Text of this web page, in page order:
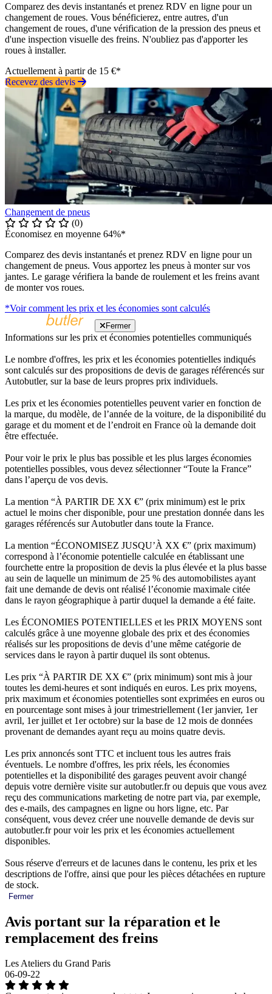
Comparez des devis instantanés et prenez RDV en ligne pour un
changement de roues. Vous bénéficierez, entre autres, d'un
changement de roues, d'une vérification de la pression des pneus et
d'une inspection visuelle des freins. N'oubliez pas d'apporter les
roues à installer.
Actuellement à partir de 15 €*
Recevez des devis
Changement de pneus
(0)
Économisez en moyenne 64%*
Comparez des devis instantanés et prenez RDV en ligne pour un
changement de pneus. Vous apportez les pneus à monter sur vos
jantes. Le garage vérifiera la bande de roulement et les freins avant
de monter vos roues.
*Voir comment les prix et les économies sont calculés
Fermer
Informations sur les prix et économies potentielles communiqués
Le nombre d'offres, les prix et les économies potentielles indiqués
sont calculés sur des propositions de devis de garages référencés sur
Autobutler, sur la base de leurs propres prix individuels.
Les prix et les économies potentielles peuvent varier en fonction de
la marque, du modèle, de l’année de la voiture, de la disponibilité du
garage et du moment et de l’endroit en France où la demande doit
être effectuée.
Pour voir le prix le plus bas possible et les plus larges économies
potentielles possibles, vous devez sélectionner “Toute la France”
dans l’aperçu de vos devis.
La mention “À PARTIR DE XX €” (prix minimum) est le prix
actuel le moins cher disponible, pour une prestation donnée dans les
garages référencés sur Autobutler dans toute la France.
La mention “ÉCONOMISEZ JUSQU’À XX €” (prix maximum)
correspond à l’économie potentielle calculée en établissant une
fourchette entre la proposition de devis la plus élevée et la plus basse
au sein de laquelle un minimum de 25 % des automobilistes ayant
fait une demande de devis ont réalisé l’économie maximale citée
dans le rayon géographique à partir duquel la demande a été faite.
Les ÉCONOMIES POTENTIELLES et les PRIX MOYENS sont
calculés grâce à une moyenne globale des prix et des économies
réalisés sur les propositions de devis d’une même catégorie de
services dans le rayon à partir duquel ils sont obtenus.
Les prix “À PARTIR DE XX €” (prix minimum) sont mis à jour
toutes les demi-heures et sont indiqués en euros. Les prix moyens,
prix maximum et économies potentielles sont exprimées en euros ou
en pourcentage sont mises à jour trimestriellement (1er janvier, 1er
avril, 1er juillet et 1er octobre) sur la base de 12 mois de données
provenant de demandes ayant reçu au moins quatre devis.
Les prix annoncés sont TTC et incluent tous les autres frais
éventuels. Le nombre d'offres, les prix réels, les économies
potentielles et la disponibilité des garages peuvent avoir changé
depuis votre dernière visite sur autobutler.fr ou depuis que vous avez
reçu des communications marketing de notre part via, par exemple,
des e-mails, des campagnes en ligne ou hors ligne, etc. Par
conséquent, vous devez créer une nouvelle demande de devis sur
autobutler.fr pour voir les prix et les économies actuellement
disponibles.
Sous réserve d'erreurs et de lacunes dans le contenu, les prix et les
descriptions de l'offre, ainsi que pour les pièces détachées en rupture
de stock.
Fermer
Avis portant sur la réparation et le
remplacement des freins
Les Ateliers du Grand Paris
06-09-22